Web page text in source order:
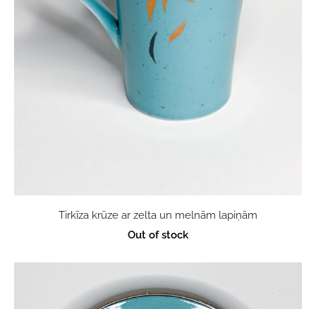
Tirkīza krūze ar zelta un melnām lapiņām
Out of stock